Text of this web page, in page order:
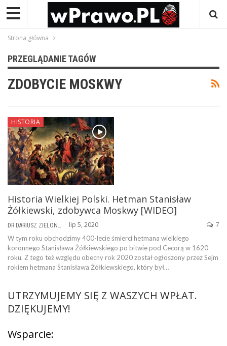
Strona główna
PRZEGLĄDANIE TAGÓW
ZDOBYCIE MOSKWY
HISTORIA
Historia Wielkiej Polski. Hetman Stanisław
Żółkiewski, zdobywca Moskwy [WIDEO]
lip 5, 2020 7
W tym roku obchodzimy 400-lecie śmierci hetmana wielkiego
koronnego Stanisława Żółkiewskiego po bitwie pod Cecorą w 1620
roku. Z tego też względu obecny rok 2020 został ogłoszony przez Sejm
rokiem hetmana Stanisława Żółkiewskiego, który był…
UTRZYMUJEMY SIĘ Z WASZYCH WPŁAT.
DZIĘKUJEMY!
Wsparcie: